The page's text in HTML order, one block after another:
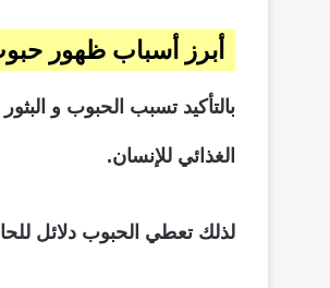
أبرز أسباب ظهور
بالتأكيد تسبب الحبوب و
الغذائي للإنسان.
لذلك تعطي الحبوب دلائل